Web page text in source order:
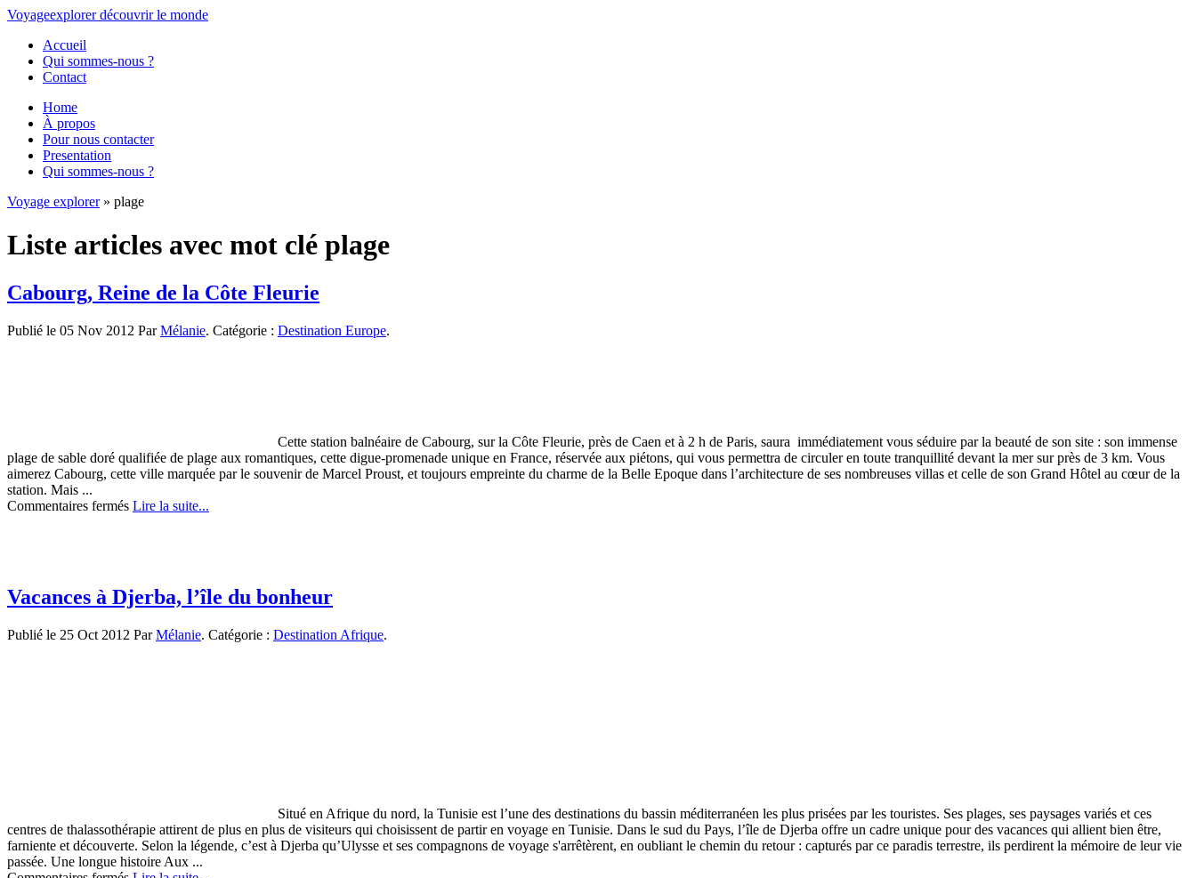
Voyageexplorer découvrirle monde
Accueil
Qui sommes-nous ?
Contact
Home
À propos
Pour nous contacter
Presentation
Qui sommes-nous ?
Voyage explorer» plage
Liste articles avec mot clé plage
Cabourg, Reine de la Côte Fleurie
Publié le 05 Nov 2012 ParMélanie. Catégorie : Destination Europe.
Cette station balnéaire de Cabourg, sur la Côte Fleurie, près de Caen et à 2 h de Paris, saura immédiatement vous séduire par la beauté de son site : son immense
plage de sable doré qualifiée de plage aux romantiques, cette digue-promenade unique en France, réservée aux piétons, qui vous permettra de circuler en toute tranquillité devant la mer sur près de 3 km. Vous
aimerez Cabourg, cette ville marquée par le souvenir de Marcel Proust, et toujours empreinte du charme de la Belle Epoque dans l’architecture de ses nombreuses villas et celle de son Grand Hôtel au cœur de la
station. Mais ...
Commentaires ferméssur
Fleurie
Lire la suite...
Vacances à Djerba, l’île du bonheur
Publié le 25 Oct 2012 ParMélanie. Catégorie : Destination Afrique.
Situé en Afrique du nord, la Tunisie est l’une des destinations du bassin méditerranéen les plus prisées par les touristes. Ses plages, ses paysages variés et ces
centres de thalassothérapie attirent de plus en plus de visiteurs qui choisissent de partir en voyage en Tunisie. Dans le sud du Pays, l’île de Djerba offre un cadre unique pour des vacances qui allient bien être,
farniente et découverte. Selon la légende, c’est à Djerba qu’Ulysse et ses compagnons de voyage s'arrêtèrent, en oubliant le chemin du retour : capturés par ce paradis terrestre, ils perdirent la mémoire de leur vie
passée. Une longue histoire Aux ...